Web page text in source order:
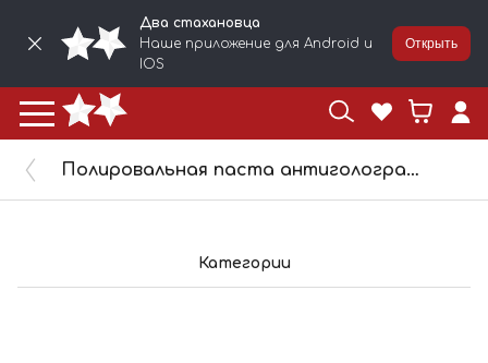
Два стахановца
Наше приложение для Android и
IOS
Открыть
Полировальная паста антиголограммная A5 2STN, 1 кг, 7201
Категории